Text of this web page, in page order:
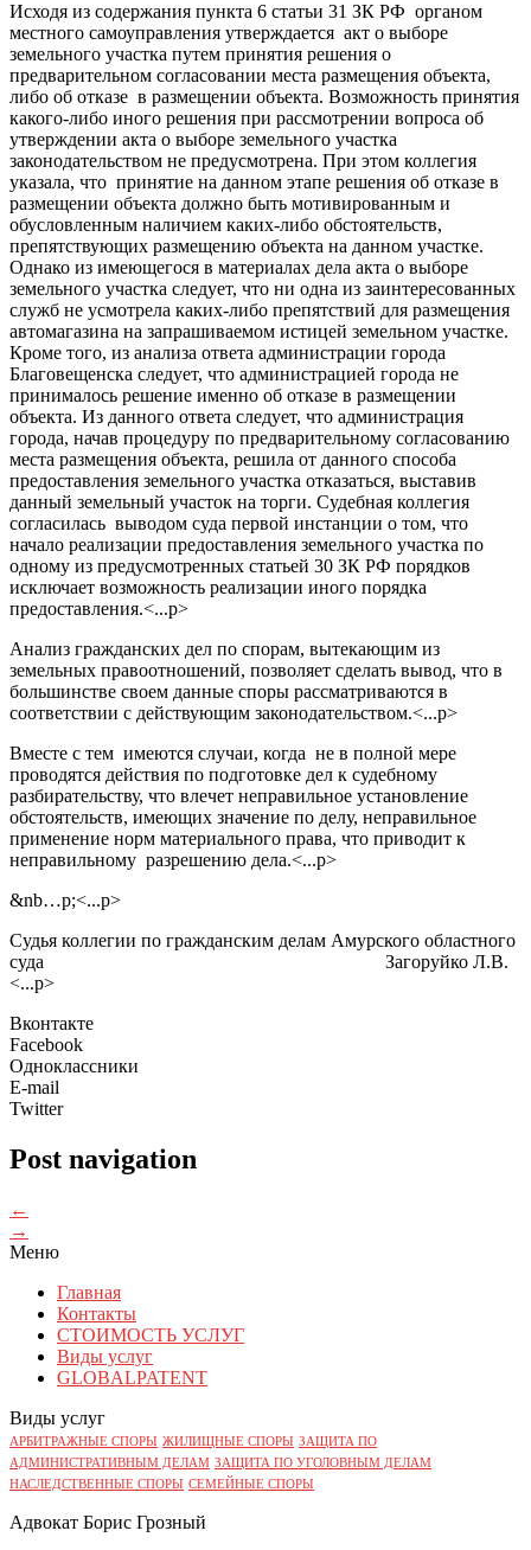
Исходя из содержания пункта 6 статьи 31 ЗК РФ органом
местного самоуправления утверждается акт о выборе
земельного участка путем принятия решения о
предварительном согласовании места размещения объекта,
либо об отказе в размещении объекта. Возможность принятия
какого-либо иного решения при рассмотрении вопроса об
утверждении акта о выборе земельного участка
законодательством не предусмотрена. При этом коллегия
указала, что принятие на данном этапе решения об отказе в
размещении объекта должно быть мотивированным и
обусловленным наличием каких-либо обстоятельств,
препятствующих размещению объекта на данном участке.
Однако из имеющегося в материалах дела акта о выборе
земельного участка следует, что ни одна из заинтересованных
служб не усмотрела каких-либо препятствий для размещения
автомагазина на запрашиваемом истицей земельном участке.
Кроме того, из анализа ответа администрации города
Благовещенска следует, что администрацией города не
принималось решение именно об отказе в размещении
объекта. Из данного ответа следует, что администрация
города, начав процедуру по предварительному согласованию
места размещения объекта, решила от данного способа
предоставления земельного участка отказаться, выставив
данный земельный участок на торги. Судебная коллегия
согласилась выводом суда первой инстанции о том, что
начало реализации предоставления земельного участка по
одному из предусмотренных статьей 30 ЗК РФ порядков
исключает возможность реализации иного порядка
предоставления.<...p>
Анализ гражданских дел по спорам, вытекающим из
земельных правоотношений, позволяет сделать вывод, что в
большинстве своем данные споры рассматриваются в
соответствии с действующим законодательством.<...p>
Вместе с тем имеются случаи, когда не в полной мере
проводятся действия по подготовке дел к судебному
разбирательству, что влечет неправильное установление
обстоятельств, имеющих значение по делу, неправильное
применение норм материального права, что приводит к
неправильному разрешению дела.<...p>
&nb…p;<...p>
Судья коллегии по гражданским делам Амурского областного
суда Загоруйко Л.В.
<...p>
Вконтакте
Facebook
Одноклассники
E-mail
Twitter
Post navigation
←
→
Меню
Главная
Контакты
СТОИМОСТЬ УСЛУГ
Виды услуг
GLOBALPATENT
Виды услуг
АРБИТРАЖНЫЕ СПОРЫ ЖИЛИЩНЫЕ СПОРЫ ЗАЩИТА ПО
АДМИНИСТРАТИВНЫМ ДЕЛАМ ЗАЩИТА ПО УГОЛОВНЫМ ДЕЛАМ
НАСЛЕДСТВЕННЫЕ СПОРЫ СЕМЕЙНЫЕ СПОРЫ
Адвокат Борис Грозный